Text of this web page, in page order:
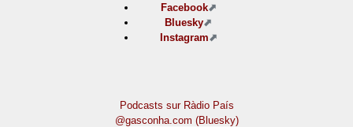
Facebook
Bluesky
Instagram
Podcasts sur Ràdio País
@gasconha.com (Bluesky)